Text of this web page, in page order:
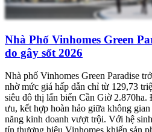
Nhà Phố Vinhomes Green
do gây sốt 2026
Nhà phố Vinhomes Green Paradise
nhờ mức giá hấp dẫn chỉ từ 129,73
siêu đô thị lấn biển Cần Giờ
ưu, kết hợp hoàn hảo giữa không
năng kinh doanh vượt trội. Với hệ